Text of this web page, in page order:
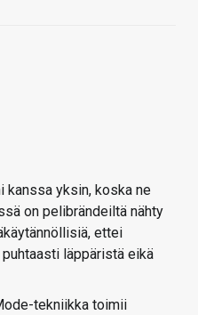
kanssa yksin, koska ne
on pelibrändeiltä nähty
ettei
läppäristä eikä
tekniikka toimii